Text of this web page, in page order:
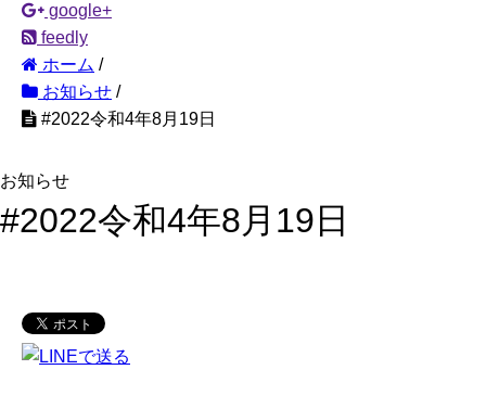
google+
feedly
ホーム /
お知らせ /
#2022令和4年8月19日
お知らせ
#2022令和4年8月19日